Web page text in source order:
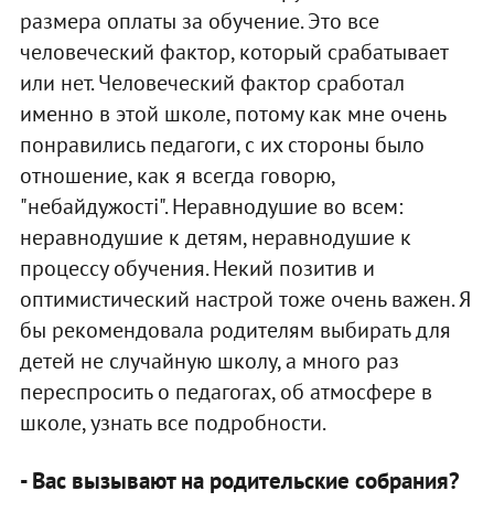
размера оплаты за обучение. Это все
человеческий фактор, который срабатывает
или нет. Человеческий фактор сработал
именно в этой школе, потому как мне очень
понравились педагоги, с их стороны было
отношение, как я всегда говорю,
"небайдужості". Неравнодушие во всем:
неравнодушие к детям, неравнодушие к
процессу обучения. Некий позитив и
оптимистический настрой тоже очень важен. Я
бы рекомендовала родителям выбирать для
детей не случайную школу, а много раз
переспросить о педагогах, об атмосфере в
школе, узнать все подробности.
- Вас вызывают на родительские собрания?